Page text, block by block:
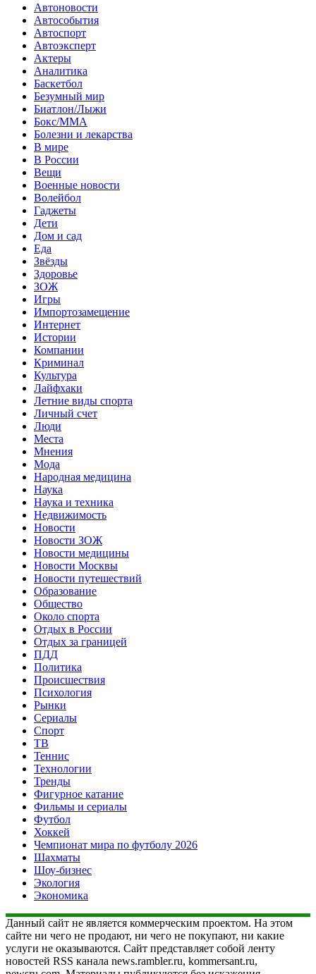
Автоновости
Автособытия
Автоспорт
Автоэксперт
Актеры
Аналитика
Баскетбол
Безумный мир
Биатлон/Лыжи
Бокс/MMA
Болезни и лекарства
В мире
В России
Вещи
Военные новости
Волейбол
Гаджеты
Дети
Дом и сад
Еда
Звёзды
Здоровье
ЗОЖ
Игры
Импортозамещение
Интернет
Истории
Компании
Криминал
Культура
Лайфхаки
Летние виды спорта
Личный счет
Люди
Места
Мнения
Мода
Народная медицина
Наука
Наука и техника
Недвижимость
Новости
Новости ЗОЖ
Новости медицины
Новости Москвы
Новости путешествий
Образование
Общество
Около спорта
Отдых в России
Отдых за границей
ПДД
Политика
Происшествия
Психология
Рынки
Сериалы
Спорт
ТВ
Теннис
Технологии
Тренды
Фигурное катание
Фильмы и сериалы
Футбол
Хоккей
Чемпионат мира по футболу 2026
Шахматы
Шоу-бизнес
Экология
Экономика
Данный сайт не является коммерческим проектом. На этом
сайте ни чего не продают, ни чего не покупают, ни какие
услуги не оказываются. Сайт представляет собой ленту
новостей RSS канала news.rambler.ru, kommersant.ru,